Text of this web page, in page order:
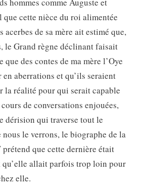
hommes comme Auguste et
que cette nièce du roi alimentée
acerbes de sa mère ait estimé que,
le Grand règne déclinant faisait
des contes de ma mère l’Oye
aberrations et qu’ils seraient
la réalité pour qui serait capable
de conversations enjouées,
dérision qui traverse tout le
nous le verrons, le biographe de la
que cette dernière était
qu’elle allait parfois trop loin pour
elle.